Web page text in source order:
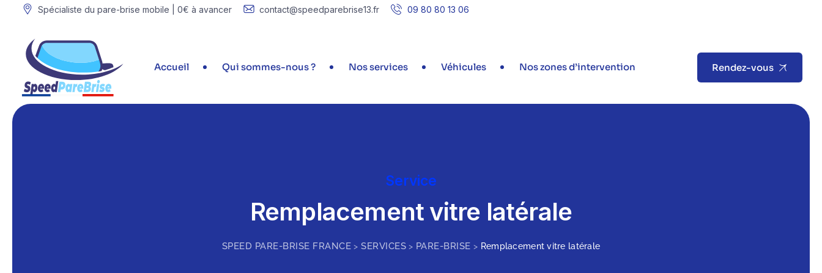
Spécialiste du pare-brise mobile | 0€ à avancer contact@speedparebrise13.fr 09 80 80 13 06
Speed Pare-Brise France
Accueil Qui sommes-nous ? Nos services Véhicules Nos zones d’intervention Rendez-vous
Service
Remplacement vitre latérale
SPEED PARE-BRISE FRANCE >SERVICES > PARE-BRISE > Remplacement vitre latérale